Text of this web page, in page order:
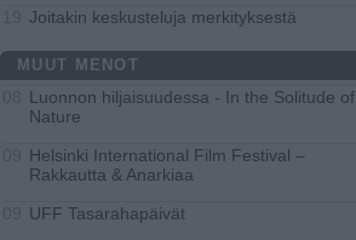
Joitakin keskusteluja merkityksestä
MUUT MENOT
Luonnon hiljaisuudessa - In the Solitude of
Nature
Helsinki International Film Festival –
Rakkautta & Anarkiaa
UFF Tasarahapäivät